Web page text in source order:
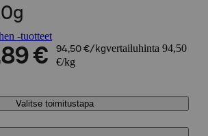
-tuotteet
€ 94,50 €/kgvertailuhinta 94,50
€/kg
Valitse toimitustapa